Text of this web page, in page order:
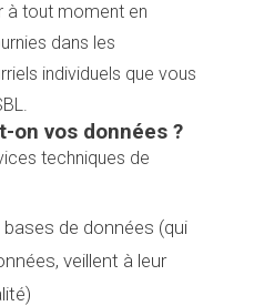
à tout moment en
dans les
individuels que vous
on vos données ?
techniques de
de données (qui
veillent à leur